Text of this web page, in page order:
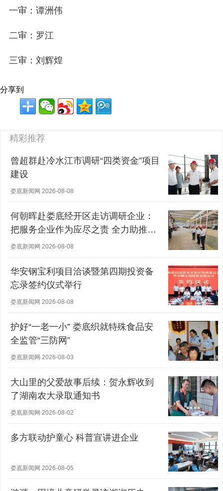
一审：谭洲伟
二审：罗江
三审：刘辉煌
分享到
精彩推荐
曾超群赴冷水江市调研“四类资金”项目
建设
娄底新闻网 2026-08-08
何朝晖赴娄底经开区走访调研企业：
把服务企业作为应尽之责 全力助推经
营主体稳健发展
娄底新闻网 2026-08-08
华安钢宝利项目洽谈暨第四期投资备
忘录签约仪式举行
娄底新闻网 2026-08-08
护好“一老一小” 娄底织就特殊食品安
全监管“三防网”
娄底新闻网 2026-08-03
大山里的父爱故事后续：贺永辉收到
了湖南农大录取通知书
娄底新闻网 2026-08-02
多方联动护童心 科普宣讲进企业
娄底新闻网 2026-08-05